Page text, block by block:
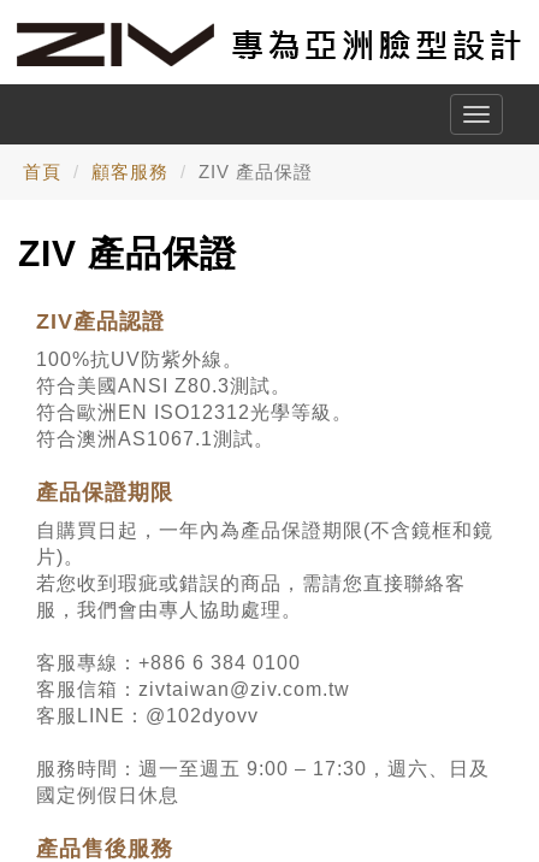
Toggle
首頁 顧客服務 ZIV 產品保證
ZIV 產品保證
ZIV產品認證
100%抗UV防紫外線。
符合美國ANSI Z80.3測試。
符合歐洲EN ISO12312光學等級。
符合澳洲AS1067.1測試。
產品保證期限
自購買日起，一年內為產品保證期限(不含鏡框和鏡
片)。
若您收到瑕疵或錯誤的商品，需請您直接聯絡客
服，我們會由專人協助處理。
客服專線：+886 6 384 0100
客服信箱：zivtaiwan@ziv.com.tw
客服LINE：@102dyovv
服務時間：週一至週五 9:00 – 17:30，週六、日及
國定例假日休息
產品售後服務